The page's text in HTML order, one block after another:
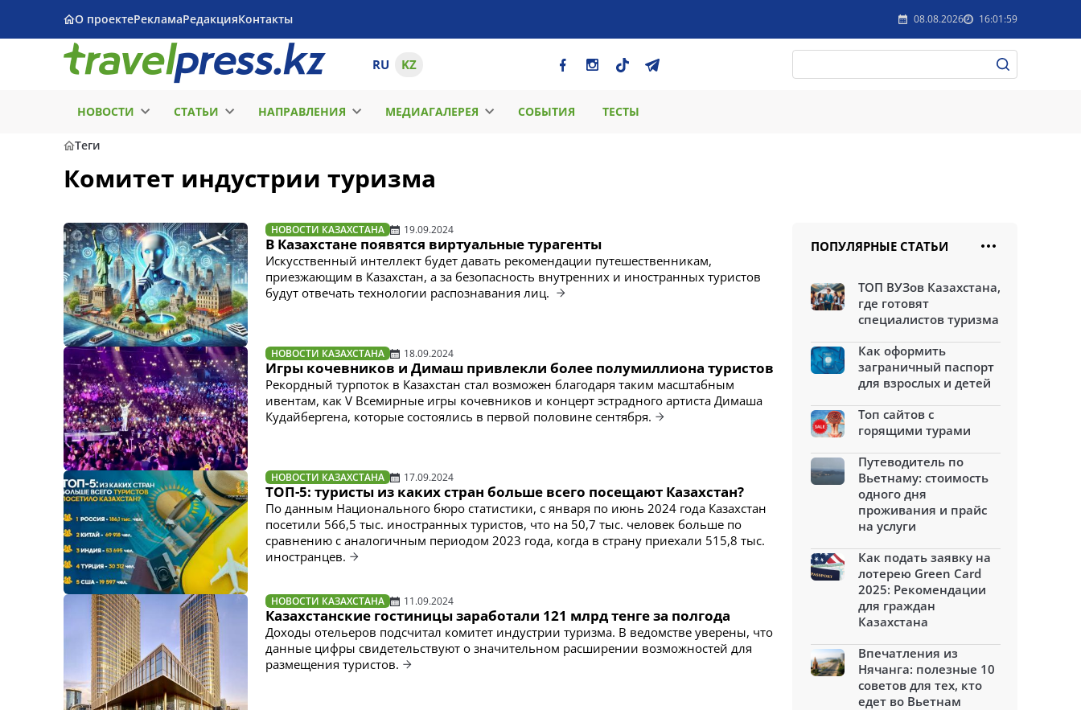
О проектеРекламаРедакцияКонтакты 08.08.2026 16:01:59
RU KZ
НОВОСТИ СТАТЬИ НАПРАВЛЕНИЯ МЕДИАГАЛЕРЕЯ СОБЫТИЯ ТЕСТЫ
Теги
Комитет индустрии туризма
НОВОСТИ КАЗАХСТАНА 19.09.2024
В Казахстане появятся виртуальные турагенты
Искусственный интеллект будет давать рекомендации путешественникам,
приезжающим в Казахстан, а за безопасность внутренних и иностранных туристов
будут отвечать технологии распознавания лиц.
НОВОСТИ КАЗАХСТАНА 18.09.2024
Игры кочевников и Димаш привлекли более полумиллиона туристов
Рекордный турпоток в Казахстан стал возможен благодаря таким масштабным
ивентам, как V Всемирные игры кочевников и концерт эстрадного артиста Димаша
Кудайбергена, которые состоялись в первой половине сентября.
НОВОСТИ КАЗАХСТАНА 17.09.2024
ТОП-5: туристы из каких стран больше всего посещают Казахстан?
По данным Национального бюро статистики, с января по июнь 2024 года Казахстан
посетили 566,5 тыс. иностранных туристов, что на 50,7 тыс. человек больше по
сравнению с аналогичным периодом 2023 года, когда в страну приехали 515,8 тыс.
иностранцев.
НОВОСТИ КАЗАХСТАНА 11.09.2024
Казахстанские гостиницы заработали 121 млрд тенге за полгода
Доходы отельеров подсчитал комитет индустрии туризма. В ведомстве уверены, что
данные цифры свидетельствуют о значительном расширении возможностей для
размещения туристов.
ПОПУЛЯРНЫЕ СТАТЬИ
ТОП ВУЗов Казахстана,
где готовят
специалистов туризма
Как оформить
заграничный паспорт
для взрослых и детей
Топ сайтов с
горящими турами
Путеводитель по
Вьетнаму: стоимость
одного дня
проживания и прайс
на услуги
Как подать заявку на
лотерею Green Card
2025: Рекомендации
для граждан
Казахстана
Впечатления из
Нячанга: полезные 10
советов для тех, кто
едет во Вьетнам